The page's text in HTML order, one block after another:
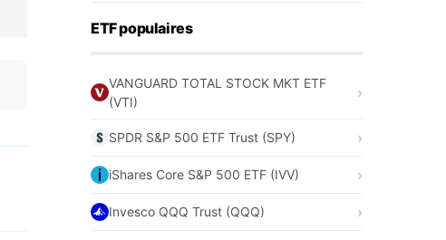
ETF populaires
VANGUARD TOTAL STOCK MKT ETF
(VTI)
SPDR S&P 500 ETF Trust (SPY)
iShares Core S&P 500 ETF (IVV)
Invesco QQQ Trust (QQQ)